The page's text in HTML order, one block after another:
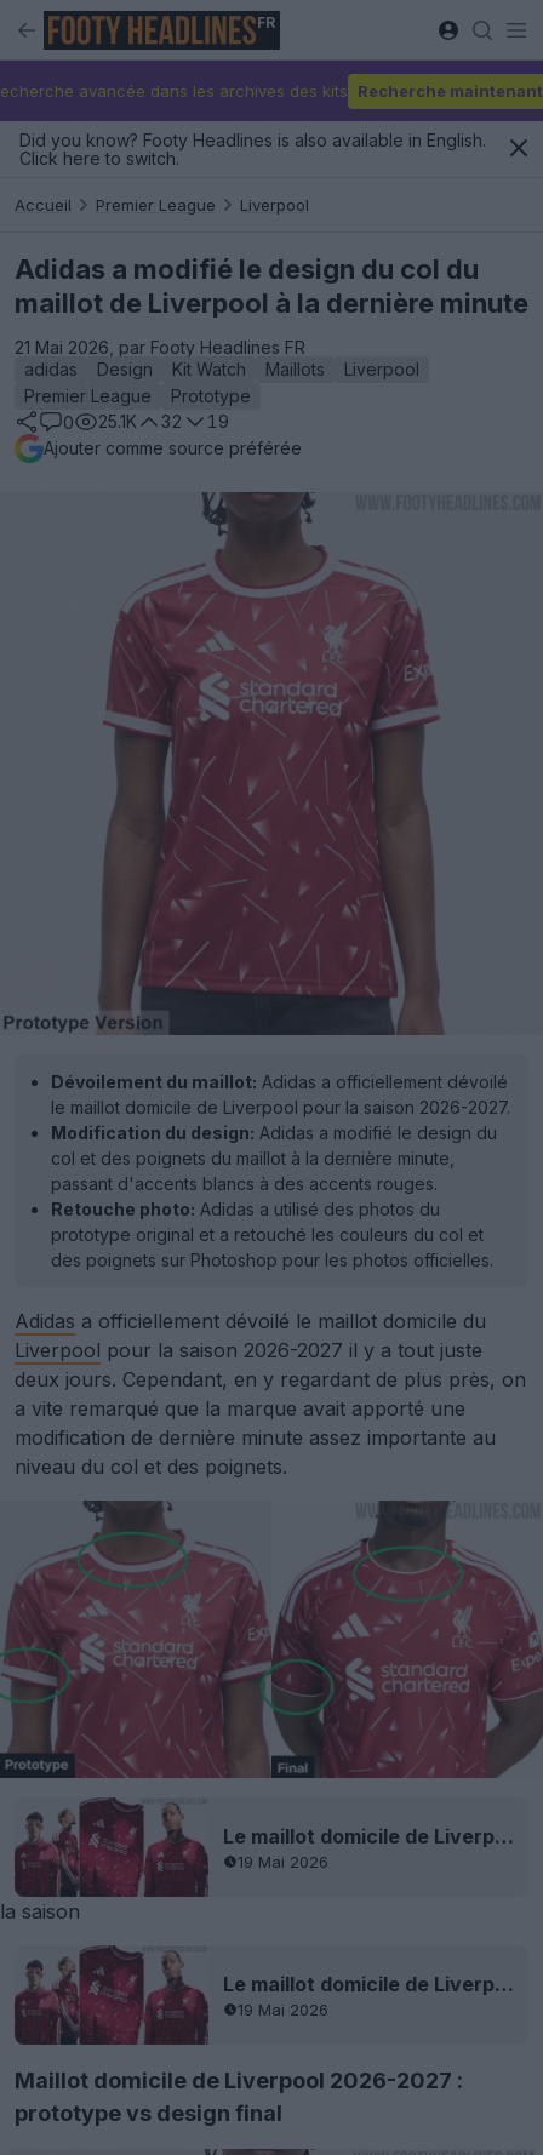
FR
avancée dans les archives des kits Recherche maintenant
Did you know? Footy Headlines is also available in English.
Click here to switch.
Accueil Premier League Liverpool
Adidas a modifié le design du col du
maillot de Liverpool à la dernière minute
21 Mai 2026, par Footy Headlines FR
adidas
Design Kit Watch Maillots
Liverpool
Premier League
Prototype
0
25.1K 32
19
Ajouter comme source préférée
Dévoilement du maillot: Adidas a officiellement dévoilé
le maillot domicile de Liverpool pour la saison 2026-2027.
Modification du design: Adidas a modifié le design du
col et des poignets du maillot à la dernière minute,
passant d'accents blancs à des accents rouges.
Retouche photo: Adidas a utilisé des photos du
prototype original et a retouché les couleurs du col et
des poignets sur Photoshop pour les photos officielles.
Adidas a officiellement dévoilé le maillot domicile du
Liverpool pour la saison 2026-2027 il y a tout juste
deux jours. Cependant, en y regardant de plus près, on
a vite remarqué que la marque avait apporté une
modification de dernière minute assez importante au
niveau du col et des poignets.
Le maillot domicile de Liverpool 2026-2027 est dévoilé
19 Mai 2026
la saison
Le maillot domicile de Liverpool 2026-2027 est dévoilé
19 Mai 2026
Maillot domicile de Liverpool 2026-2027 :
prototype vs design final